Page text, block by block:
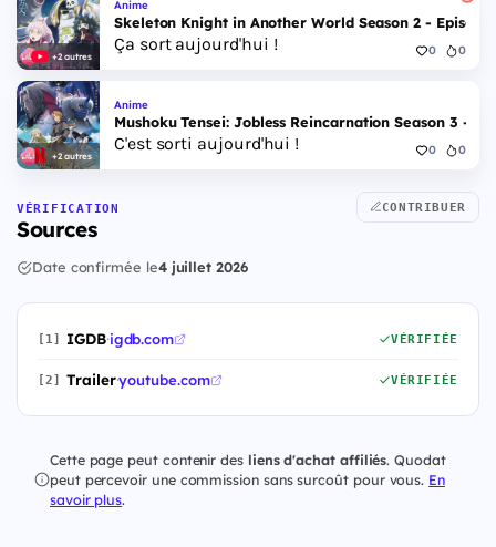
+2 autres
Anime
Skeleton Knight in Another World Season 2 - Episode
Ça sort aujourd'hui ! 0 0
+2 autres
Anime
Mushoku Tensei: Jobless Reincarnation Season 3 -
C'est sorti aujourd'hui ! 0 0
VÉRIFICATION
Sources
CONTRIBUER
Date confirmée le4 juillet 2026
[1] IGDB·igdb.com VÉRIFIÉE
[2] Trailer·youtube.com VÉRIFIÉE
Cette page peut contenir des liens d'achat affiliés. Quodat
peut percevoir une commission sans surcoût pour vous. En
savoir plus.